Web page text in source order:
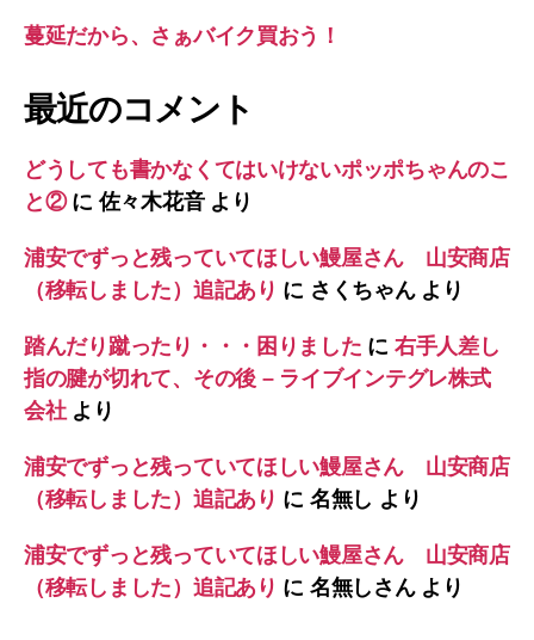
蔓延だから、さぁバイク買おう！
最近のコメント
どうしても書かなくてはいけないポッポちゃんのこ
と②に佐々木花音より
浦安でずっと残っていてほしい鰻屋さん 山安商店
（移転しました）追記あり に さくちゃんより
踏んだり蹴ったり・・・困りました に 右手人差し
指の腱が切れて、その後 – ライブインテグレ株式
会社より
浦安でずっと残っていてほしい鰻屋さん 山安商店
（移転しました）追記あり に 名無し より
浦安でずっと残っていてほしい鰻屋さん 山安商店
（移転しました）追記あり に 名無しさんより